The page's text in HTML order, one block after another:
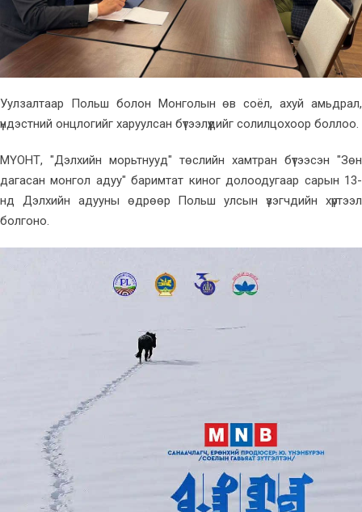
Уулзалтаар Польш болон Монголын өв соёл, ахуй амьдрал,
үндэстний онцлогийг харуулсан бүтээлүүдийг солилцохоор боллоо.
МҮОНТ, "Дэлхийн морьтнууд" төслийн хамтран бүтээсэн "Зөн
дагасан монгол адуу" баримтат киног долоодугаар сарын 13-
нд Дэлхийн адууны өдрөөр Польш улсын үзэгчдийн хүртээл
болгоно.